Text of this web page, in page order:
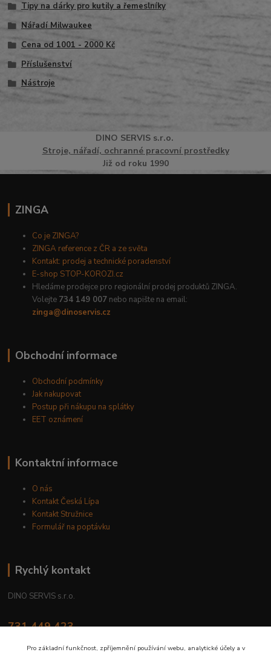
Tipy na dárky pro kutily a řemeslníky
Nářadí Milwaukee
Cena od 1001 - 2000 Kč
Příslušenství
Nástroje
DINO SERVISs.r.o.
Stroje, nářadí, ochranné pracovní prostředky
Již od roku 1990
ZINGA
Co je ZINGA?
ZINGA reference z ČR a ze světa
Kontakt: prodej a technické poradenství
E-shop STOP-KOROZI.cz
Hledáme prodejce pro regionální prodej produktů ZINGA.
Volejte 734 149 007 nebo napište na email:
zinga@dinoservis.cz
Obchodní informace
Obchodní podmínky
Jak nakupovat
Postup při nákupu na splátky
EET oznámení
Kontaktní informace
O nás
Kontakt Česká Lípa
Kontakt Stružnice
Formulář na poptávku
Rychlý kontakt
DINO SERVIS s.r.o.
731 449 423
Pro základní funkčnost, zpříjemnění používání webu, analytické účely a v